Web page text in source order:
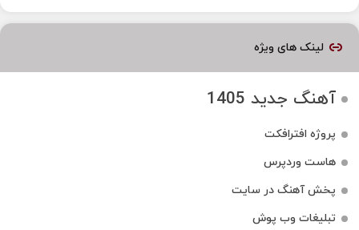
لینک های ویژه
آهنگ جدید 1405
پروژه افترافکت
هاست وردپرس
پخش آهنگ در سایت
تبلیغات وب پوش